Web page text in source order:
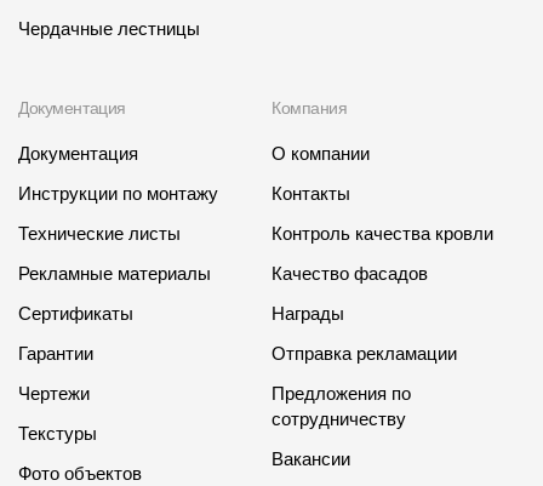
Чердачные лестницы
Документация
Документация
Инструкции по монтажу
Технические листы
Рекламные материалы
Сертификаты
Гарантии
Чертежи
Текстуры
Фото объектов
Компания
О компании
Контакты
Контроль качества кровли
Качество фасадов
Награды
Отправка рекламации
Предложения по
сотрудничеству
Вакансии